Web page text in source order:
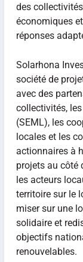
des
économiques
réponses
Solarhona
société de
avec des
collectivités,
(SEML), les
locales et les
actionnaires à
projets au côté
les acteurs
territoire sur le
miser sur une
solidaire et
objectifs
renouvelables.